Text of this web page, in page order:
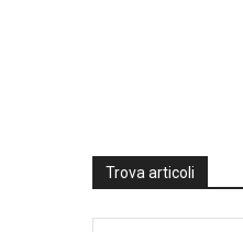
Trova articoli